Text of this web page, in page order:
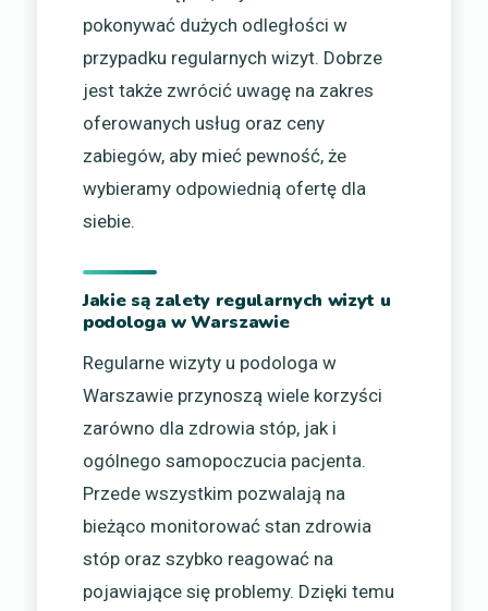
pokonywać dużych odległości w
przypadku regularnych wizyt. Dobrze
jest także zwrócić uwagę na zakres
oferowanych usług oraz ceny
zabiegów, aby mieć pewność, że
wybieramy odpowiednią ofertę dla
siebie.
Jakie są zalety regularnych wizyt u
podologa w Warszawie
Regularne wizyty u podologa w
Warszawie przynoszą wiele korzyści
zarówno dla zdrowia stóp, jak i
ogólnego samopoczucia pacjenta.
Przede wszystkim pozwalają na
bieżąco monitorować stan zdrowia
stóp oraz szybko reagować na
pojawiające się problemy. Dzięki temu